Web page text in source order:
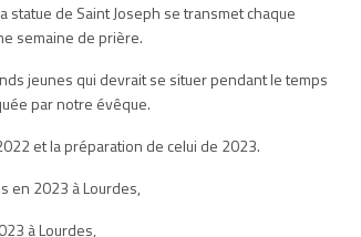
statue de Saint Joseph se transmet chaque
semaine de prière.
jeunes qui devrait se situer pendant le temps
par notre évêque.
et la préparation de celui de 2023.
en 2023 à Lourdes,
à Lourdes,